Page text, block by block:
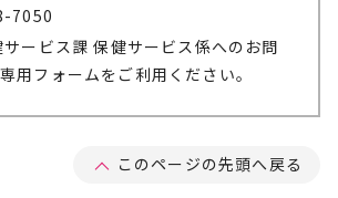
7050
ービス課 保健サービス係へのお問
用フォームをご利用ください。
このページの先頭へ戻る